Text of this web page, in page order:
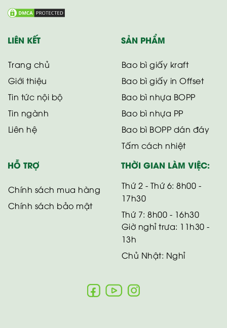
LIÊN KẾT
Trang chủ
Giới thiệu
Tin tức nội bộ
Tin ngành
Liên hệ
SẢN PHẨM
Bao bì giấy kraft
Bao bì giấy in Offset
Bao bì nhựa BOPP
Bao bì nhựa PP
Bao bì BOPP dán đáy
Tấm cách nhiệt
HỖ TRỢ
Chính sách mua hàng
Chính sách bảo mật
THỜI GIAN LÀM VIỆC:
Thứ 2 - Thứ 6: 8h00 -
17h30
Thứ 7: 8h00 - 16h30
Giờ nghỉ trưa: 11h30 -
13h
Chủ Nhật: Nghỉ